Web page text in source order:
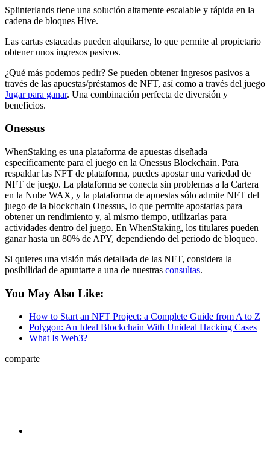
Splinterlands tiene una solución altamente escalable y rápida en la
cadena de bloques Hive.
Las cartas estacadas pueden alquilarse, lo que permite al propietario
obtener unos ingresos pasivos.
¿Qué más podemos pedir? Se pueden obtener ingresos pasivos a
través de las apuestas/préstamos de NFT, así como a través del juego
Jugar para ganar. Una combinación perfecta de diversión y
beneficios.
Onessus
WhenStaking es una plataforma de apuestas diseñada
específicamente para el juego en la Onessus Blockchain. Para
respaldar las NFT de plataforma, puedes apostar una variedad de
NFT de juego. La plataforma se conecta sin problemas a la Cartera
en la Nube WAX, y la plataforma de apuestas sólo admite NFT del
juego de la blockchain Onessus, lo que permite apostarlas para
obtener un rendimiento y, al mismo tiempo, utilizarlas para
actividades dentro del juego. En WhenStaking, los titulares pueden
ganar hasta un 80% de APY, dependiendo del periodo de bloqueo.
Si quieres una visión más detallada de las NFT, considera la
posibilidad de apuntarte a una de nuestras consultas.
You May Also Like:
How to Start an NFT Project: a Complete Guide from A to Z
Polygon: An Ideal Blockchain With Unideal Hacking Cases
What Is Web3?
comparte